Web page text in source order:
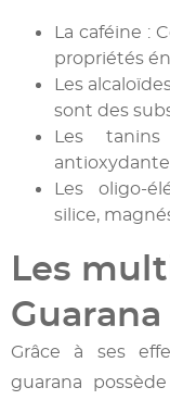
La caféine :
propriétés
Les
sont des
Les
Les oligo-
silice,
Les
Grâce à ses
guarana